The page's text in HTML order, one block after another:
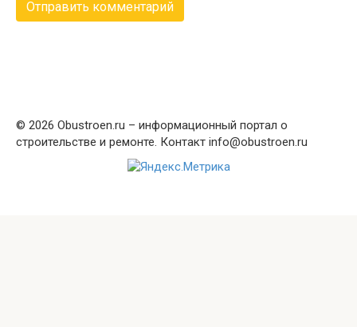
© 2026 Obustroen.ru – информационный портал о
строительстве и ремонте. Контакт info@obustroen.ru